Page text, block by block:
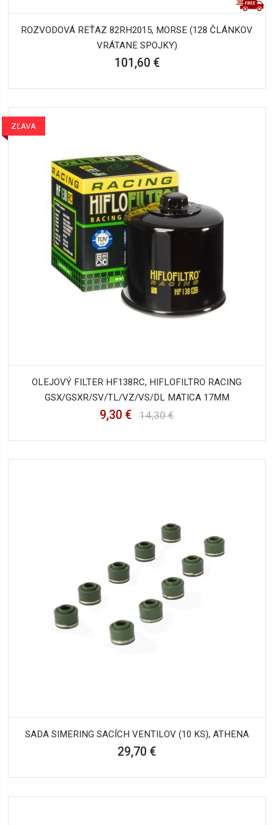
ROZVODOVÁ REŤAZ 82RH2015, MORSE (128 ČLÁNKOV
VRÁTANE SPOJKY)
101,60 €
ZĽAVA
OLEJOVÝ FILTER HF138RC, HIFLOFILTRO RACING
GSX/GSXR/SV/TL/VZ/VS/DL MATICA 17MM
9,30 € 14,30 €
SADA SIMERING SACÍCH VENTILOV (10 KS), ATHENA
29,70 €